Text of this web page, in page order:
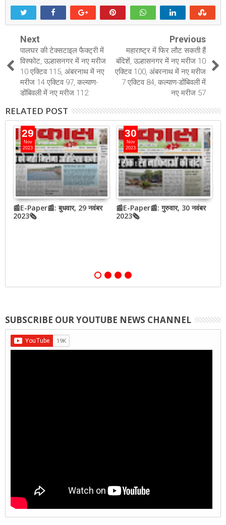
Next
पालघर की टेक्सटाइल फैक्ट्री में
विस्फोट, उल्हासनगर में नए मरीज
10 एक्टिव 115, अंबरनाथ में नए
मरीज 14 एक्टिव 97, कल्याण-
डोंबिवली में नए मरीज 112
Previous
महाराष्ट्र में फिर लौट सकती हैं
बंदिशें, उल्हासनगर में नए मरीज 10
एक्टिव 100, अंबरनाथ में नए मरीज
7 एक्टिव 84, कल्याण-डोंबिवली में
नए मरीज 57
RELATED POST
29
Nov
2023
📰E-Paper📰: बुधवार, 29 नवंबर
2023🗞
30
Nov
2023
📰E-Paper📰: गुरुवार, 30 नवंबर
2023🗞
SUBSCRIBE OUR YOUTUBE NEWS CHANNEL